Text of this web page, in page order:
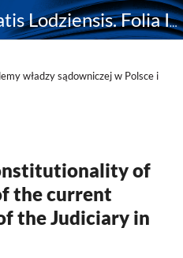
Acta Universitatis Lodziensis. Folia Iuridica
władzy sądowniczej w Polsce i
of
the current
the Judiciary in